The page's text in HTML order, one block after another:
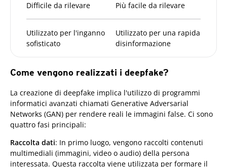
Difficile da rilevare Più facile da rilevare
Utilizzato per l'inganno
sofisticato
Utilizzato per una rapida
disinformazione
Come vengono realizzati i deepfake?
La creazione di deepfake implica l'utilizzo di programmi
informatici avanzati chiamati Generative Adversarial
Networks (GAN) per rendere reali le immagini false. Ci sono
quattro fasi principali:
Raccolta dati: In primo luogo, vengono raccolti contenuti
multimediali (immagini, video o audio) della persona
interessata. Questa raccolta viene utilizzata per formare il